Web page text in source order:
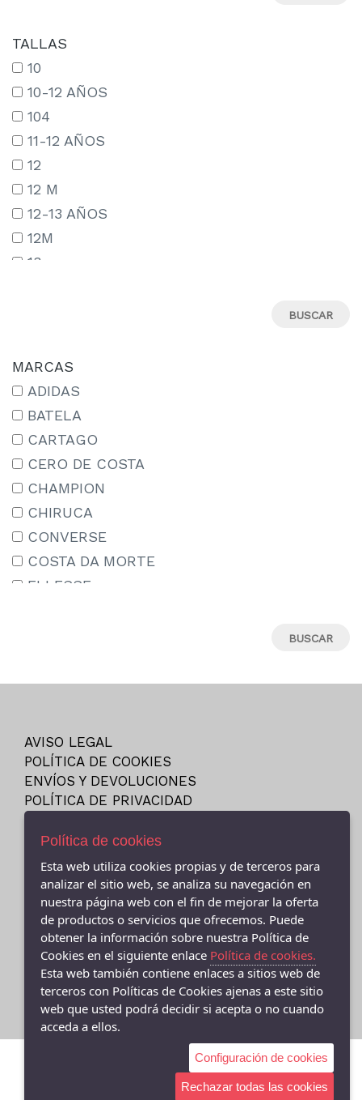
TALLAS
10
10-12 AÑOS
104
11-12 AÑOS
12
12 M
12-13 AÑOS
12M
13
14-15 AÑOS
15-16 AÑOS
15/18
16
17
18
18M
19
19-20
19.5
23
23.5
24
25
25-26
26
27
27-35
27.5
28
28-29
MARCAS
ADIDAS
BATELA
CARTAGO
CERO DE COSTA
CHAMPION
CHIRUCA
CONVERSE
COSTA DA MORTE
ELLESSE
MIZUNO
NEW BALANCE
NIKE
PITAS
SKECHERS
VANS
VICTORIA
AVISO LEGAL
POLÍTICA DE COOKIES
ENVÍOS Y DEVOLUCIONES
POLÍTICA DE PRIVACIDAD
- (CEE ) AVDA.LINO RODRIGUEZ MADERO 9, Cee - 15270 (A
981706131
- (FISTERRA) C/ FEDERICO AVILA 7 BAJO (FINISTERRE), Fisterra
- 15155 (A Coruña)
981 74 0671
Política de cookies
Esta web utiliza cookies propias y de terceros para
analizar el sitio web, se analiza su navegación en
nuestra página web con el fin de mejorar la oferta
de productos o servicios que ofrecemos. Puede
obtener la información sobre nuestra Política de
Cookies en el siguiente enlace Política de cookies.
Esta web también contiene enlaces a sitios web de
terceros con Políticas de Cookies ajenas a este sitio
web que usted podrá decidir si acepta o no cuando
acceda a ellos.
Configuración de cookies
Rechazar todas las cookies